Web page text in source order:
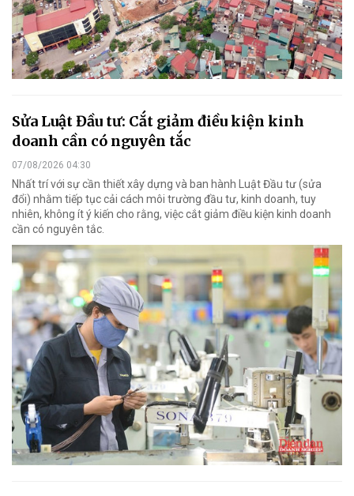
Sửa Luật Đầu tư: Cắt giảm điều kiện kinh
doanh cần có nguyên tắc
07/08/2026 04:30
Nhất trí với sự cần thiết xây dựng và ban hành Luật Đầu tư (sửa
đổi) nhằm tiếp tục cải cách môi trường đầu tư, kinh doanh, tuy
nhiên, không ít ý kiến cho rằng, việc cắt giảm điều kiện kinh doanh
cần có nguyên tắc.